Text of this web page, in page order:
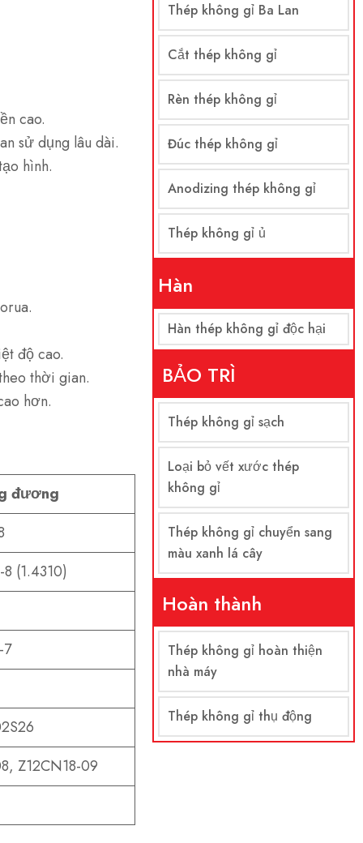
cao.
sử dụng lâu dài.
hình.
độ cao.
thời gian.
hơn.
đương
(1.4310)
7
Z12CN18-09
Thép không gỉ Ba Lan
Cắt thép không gỉ
Rèn thép không gỉ
Đúc thép không gỉ
Anodizing thép không gỉ
Thép không gỉ ủ
Hàn
Hàn thép không gỉ độc hại
BẢO TRÌ
Thép không gỉ sạch
Loại bỏ vết xước thép
không gỉ
Thép không gỉ chuyển sang
màu xanh lá cây
Hoàn thành
Thép không gỉ hoàn thiện
nhà máy
Thép không gỉ thụ động